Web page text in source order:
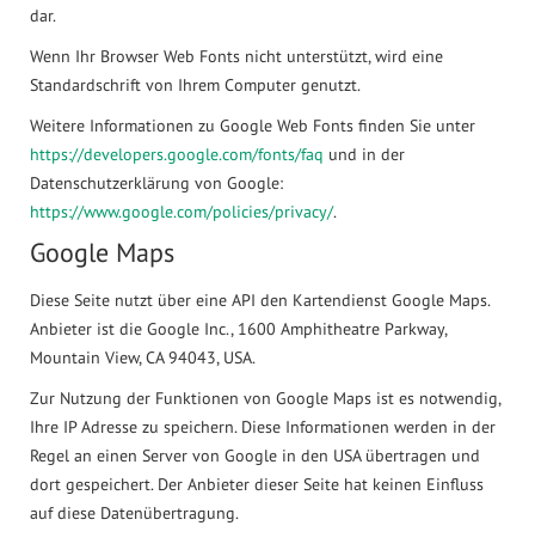
dar.
Wenn Ihr Browser Web Fonts nicht unterstützt, wird eine
Standardschrift von Ihrem Computer genutzt.
Weitere Informationen zu Google Web Fonts finden Sie unter
https://developers.google.com/fonts/faq und in der
Datenschutzerklärung von Google:
https://www.google.com/policies/privacy/.
Google Maps
Diese Seite nutzt über eine API den Kartendienst Google Maps.
Anbieter ist die Google Inc., 1600 Amphitheatre Parkway,
Mountain View, CA 94043, USA.
Zur Nutzung der Funktionen von Google Maps ist es notwendig,
Ihre IP Adresse zu speichern. Diese Informationen werden in der
Regel an einen Server von Google in den USA übertragen und
dort gespeichert. Der Anbieter dieser Seite hat keinen Einfluss
auf diese Datenübertragung.